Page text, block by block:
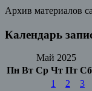
Архив материалов
Календарь
Май 2025
Пн Вт Ср Чт Пт Сб
1 2 3